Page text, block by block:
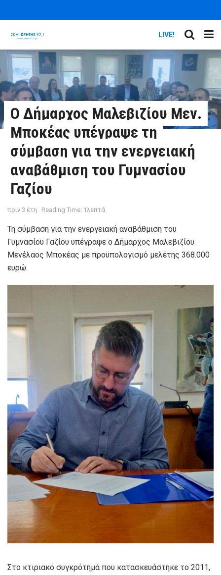
LIVE!
Ο Δήμαρχος Μαλεβιζίου Μεν.
Μποκέας υπέγραψε τη
σύμβαση για την ενεργειακή
αναβάθμιση του Γυμνασίου
Γαζίου
πριν 3 έτη Reading Time: 1λεπτά
Τη σύμβαση για την ενεργειακή αναβάθμιση του
Γυμνασίου Γαζίου υπέγραψε ο Δήμαρχος Μαλεβιζίου
Μενέλαος Μποκέας με προϋπολογισμό μελέτης 368.000
ευρώ.
Στο κτιριακό συγκρότημά που κατασκευάστηκε το 2011,